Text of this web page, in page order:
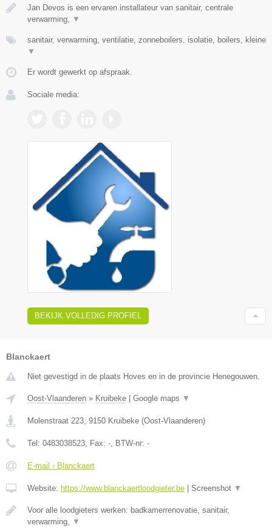
Jan Devos is een ervaren installateur van sanitair, centrale
verwarming,
▼
sanitair, verwarming, ventilatie, zonneboilers, isolatie, boilers, kleine
▼
Er wordt gewerkt op afspraak.
Sociale media:
BEKIJK VOLLEDIG PROFIEL
Blanckaert
Niet gevestigd in de plaats Hoves en in de provincie Henegouwen.
Oost-Vlaanderen » Kruibeke Google maps ▼
Molenstraat 223 9150 Kruibeke (Oost-Vlaanderen)
Tel: 0483038523 , Fax: - , BTW-nr: -
E-mail › Blanckaert
Website: https://www.blanckaertloodgieter.be Screenshot ▼
Voor alle loodgieters werken: badkamerrenovatie, sanitair,
verwarming,
▼